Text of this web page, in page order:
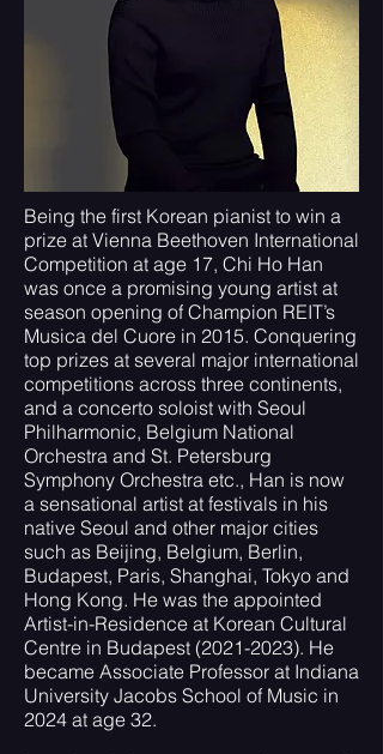
Being the first Korean pianist to win a
prize at Vienna Beethoven International
Competition at age 17, Chi Ho Han
was once a promising young artist at
season opening of Champion REIT’s
Musica del Cuore in 2015. Conquering
top prizes at several major international
competitions across three continents,
and a concerto soloist with Seoul
Philharmonic, Belgium National
Orchestra and St. Petersburg
Symphony Orchestra etc., Han is now
a sensational artist at festivals in his
native Seoul and other major cities
such as Beijing, Belgium, Berlin,
Budapest, Paris, Shanghai, Tokyo and
Hong Kong. He was the appointed
Artist-in-Residence at Korean Cultural
Centre in Budapest (2021-2023). He
became Associate Professor at Indiana
University Jacobs School of Music in
2024 at age 32.